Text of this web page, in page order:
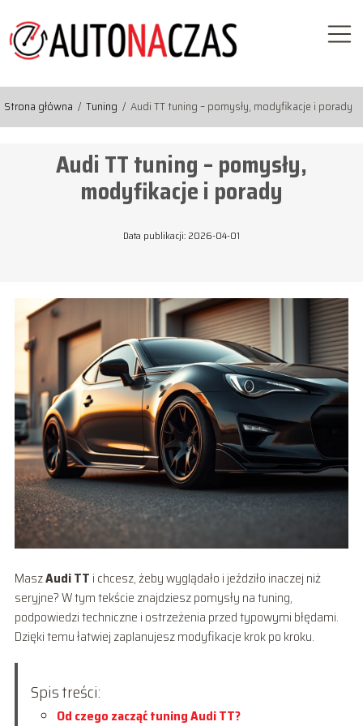
Strona główna / Tuning / Audi TT tuning – pomysły, modyfikacje i porady
Audi TT tuning – pomysły,
modyfikacje i porady
Data publikacji: 2026-04-01
MaszAudi TT i chcesz, żeby wyglądało i jeździło inaczej niż
seryjne? W tym tekście znajdziesz pomysły na tuning,
podpowiedzi techniczne i ostrzeżenia przed typowymi błędami.
Dzięki temu łatwiej zaplanujesz modyfikacje krok po kroku.
Spis treści:
Od czego zacząć tuning Audi TT?